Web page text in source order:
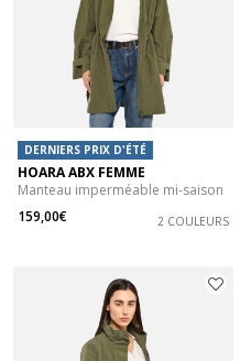
DERNIERS PRIX D'ÉTÉ
HOARA ABX FEMME
Manteau imperméable mi-saison
159,00€
2 COULEURS